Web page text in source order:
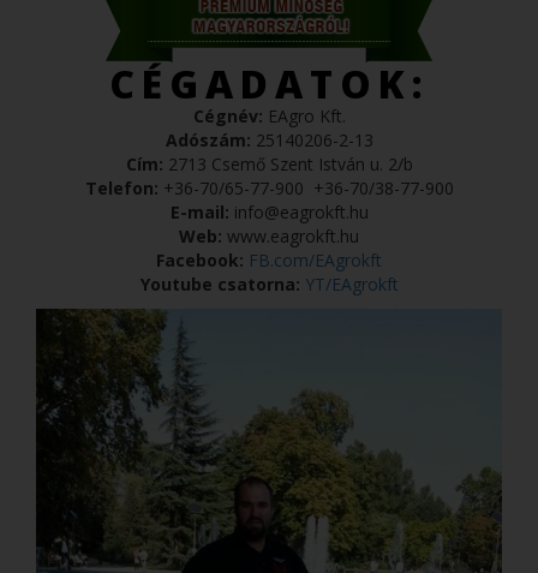
CÉGADATOK:
Cégnév: EAgro Kft.
Adószám: 25140206-2-13
Cím: 2713 Csemő Szent István u. 2/b
Telefon: +36-70/65-77-900 +36-70/38-77-900
E-mail: info@eagrokft.hu
Web: www.eagrokft.hu
Facebook: FB.com/EAgrokft
Youtube csatorna: YT/EAgrokft